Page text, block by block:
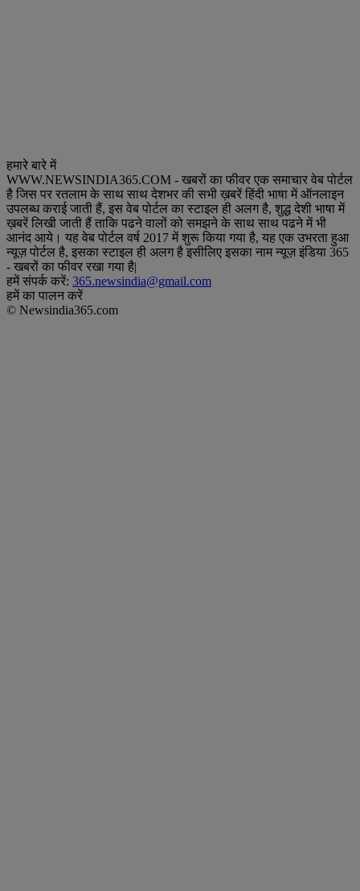
हमारे बारे में
WWW.NEWSINDIA365.COM - खबरों का फीवर एक समाचार वेब पोर्टल
है जिस पर रतलाम के साथ साथ देशभर की सभी ख़बरें हिंदी भाषा में ऑनलाइन
उपलब्ध कराई जाती हैं, इस वेब पोर्टल का स्टाइल ही अलग है, शुद्ध देशी भाषा में
ख़बरें लिखी जाती हैं ताकि पढने वालों को समझने के साथ साथ पढने में भी
आनंद आये। यह वेब पोर्टल वर्ष 2017 में शुरू किया गया है, यह एक उभरता हुआ
न्यूज़ पोर्टल है, इसका स्टाइल ही अलग है इसीलिए इसका नाम न्यूज़ इंडिया 365
- खबरों का फीवर रखा गया है|
हमें संपर्क करें: 365.newsindia@gmail.com
हमें का पालन करें
© Newsindia365.com